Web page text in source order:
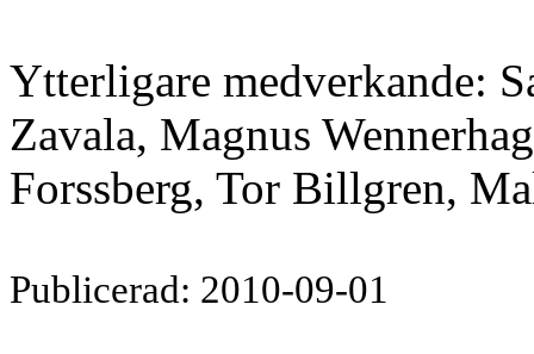
Ytterligare medverkande:
Zavala, Magnus
Forssberg, Tor Billgren,
Publicerad: 2010-09-01